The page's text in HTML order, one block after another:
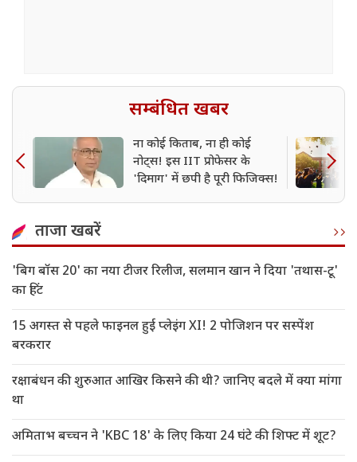
सम्बंधित खबर
ना कोई किताब, ना ही कोई
नोट्स! इस IIT प्रोफेसर के
'दिमाग' में छपी है पूरी फिजिक्स!
ताजा खबरें
'बिग बॉस 20' का नया टीजर रिलीज, सलमान खान ने दिया 'तथास-टू'
का हिंट
15 अगस्त से पहले फाइनल हुई प्लेइंग XI! 2 पोजिशन पर सस्पेंश
बरकरार
रक्षाबंधन की शुरुआत आखिर किसने की थी? जानिए बदले में क्या मांगा
था
अमिताभ बच्चन ने 'KBC 18' के लिए किया 24 घंटे की शिफ्ट में शूट?